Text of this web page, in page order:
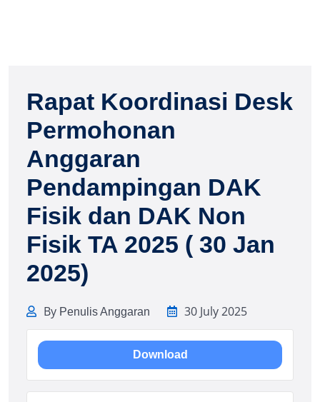
Rapat Koordinasi Desk
Permohonan
Anggaran
Pendampingan DAK
Fisik dan DAK Non
Fisik TA 2025 ( 30 Jan
2025)
By Penulis Anggaran 30 July 2025
Download